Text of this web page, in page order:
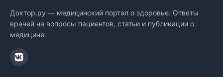
Доктор.ру — медицинский портал о здоровье. Ответы
врачей на вопросы пациентов, статьи и публикации о
медицине.